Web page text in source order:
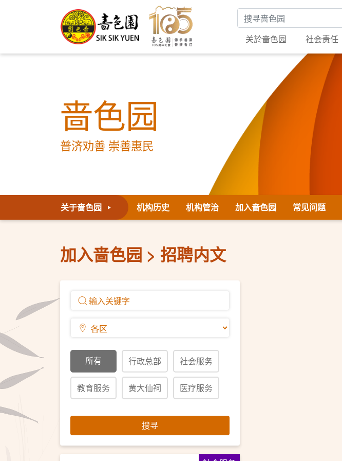
搜寻关键字
关於啬色园
社会责任
啬色园
普济劝善 崇善惠民
关于啬色园 机构历史 机构管治 加入啬色园 常见问题
加入啬色园 招聘内文
所有 行政总部 社会服务
教育服务 黄大仙祠 医疗服务
搜寻